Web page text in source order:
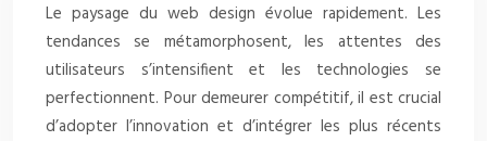
Le paysage du web design évolue rapidement. Les
tendances se métamorphosent, les attentes des
utilisateurs s’intensifient et les technologies se
perfectionnent. Pour demeurer compétitif, il est crucial
d’adopter l’innovation et d’intégrer les plus récents